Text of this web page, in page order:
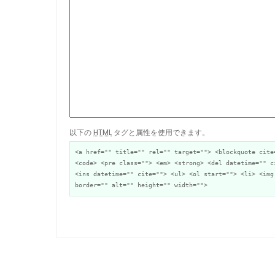
以下の HTML タグと属性を使用できます。
<a href="" title="" rel="" target=""> <blockquote
<code> <pre class=""> <em> <strong> <del datetime=""
<ins datetime="" cite=""> <ul> <ol start=""> <li>
border="" alt="" height="" width="">